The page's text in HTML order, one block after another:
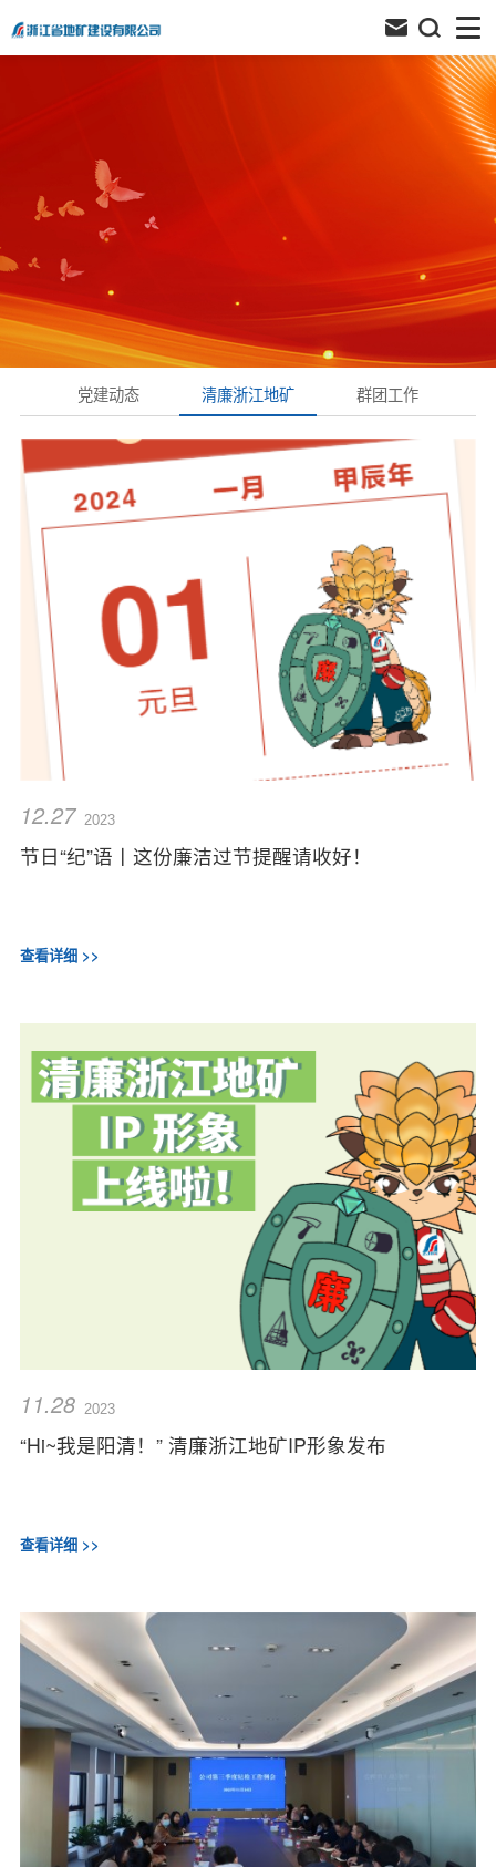
党建动态 清廉浙江地矿 群团工作
12.27 2023
节日“纪”语丨这份廉洁过节提醒请收好！
查看详细 >>
11.28 2023
“Hi~我是阳清！” 清廉浙江地矿IP形象发布
查看详细 >>